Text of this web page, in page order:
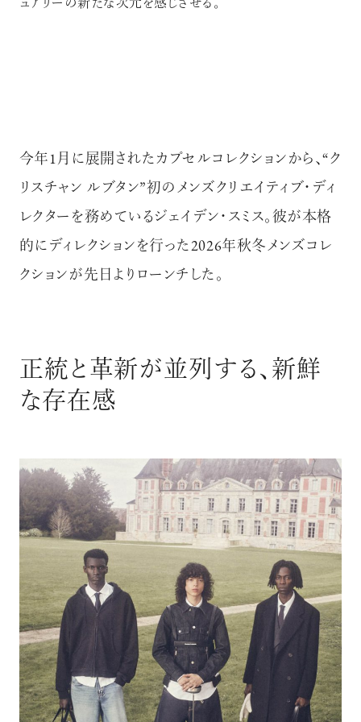
ュアリーの新たな次元を感じさせる。
今年1月に展開されたカプセルコレクションから、“ク
リスチャン ルブタン”初のメンズクリエイティブ・ディ
レクターを務めているジェイデン・スミス。彼が本格
的にディレクションを行った2026年秋冬メンズコレ
クションが先日よりローンチした。
正統と革新が並列する、新鮮
な存在感